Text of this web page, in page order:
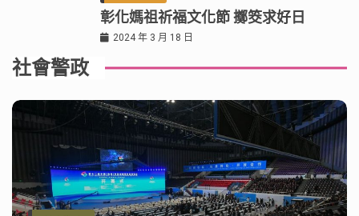
彰化媽祖祈福文化節 擲筊求好日
2024 年 3 月 18 日
社會警政